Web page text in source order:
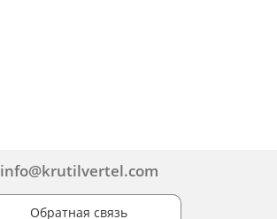
info@krutilvertel.com
Обратная связь